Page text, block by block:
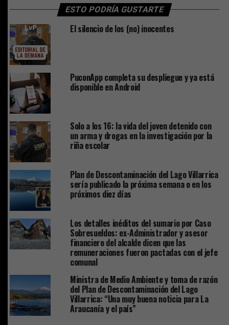
ESTO PODRÍA GUSTARTE
El silencio de los (no) inocentes
PuconApp completa su despliegue y ya está
disponible en Android
Solo a los 16: la vida del joven detenido con
un arma y drogas en la investigación por la
riña escolar
Plan de Descontaminación del Lago Villarrica
sería publicado la próxima semana o en los
próximos diez días
Los detalles inéditos del sumario por Caso
Sobresueldos: ex-Administrador y asesor
financiero del alcalde dicen que las
remuneraciones fueron pactadas con el jefe
comunal
Ministra de Medio Ambiente y toma de razón
del Plan de Descontaminación del Lago
Villarrica: “Una muy buena noticia para La
Araucanía y el país”